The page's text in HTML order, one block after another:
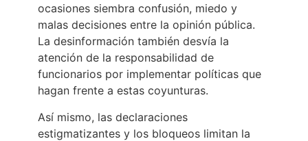
ocasiones siembra confusión, miedo y
malas decisiones entre la opinión pública.
La desinformación también desvía la
atención de la responsabilidad de
funcionarios por implementar políticas que
hagan frente a estas coyunturas.
Así mismo, las declaraciones
estigmatizantes y los bloqueos limitan la